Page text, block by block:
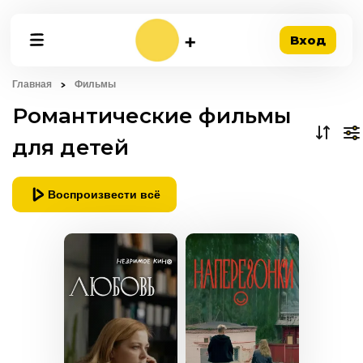
Вход
Главная Фильмы
Романтические фильмы
для детей
Воспроизвести всё